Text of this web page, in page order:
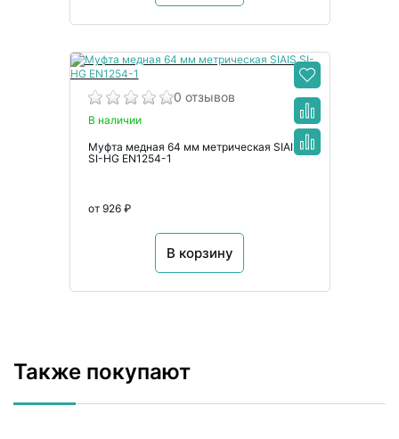
0 отзывов
В наличии
Муфта медная 64 мм метрическая SIAIS
SI-HG EN1254-1
от 926 ₽
В корзину
Также покупают